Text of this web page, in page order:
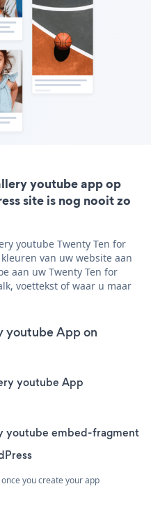
youtube app op
site is nog nooit zo
youtube Twenty Ten for
van uw website aan
aan uw Twenty Ten for
voettekst of waar u maar
youtube App on
youtube App
youtube embed-fragment
you create your app